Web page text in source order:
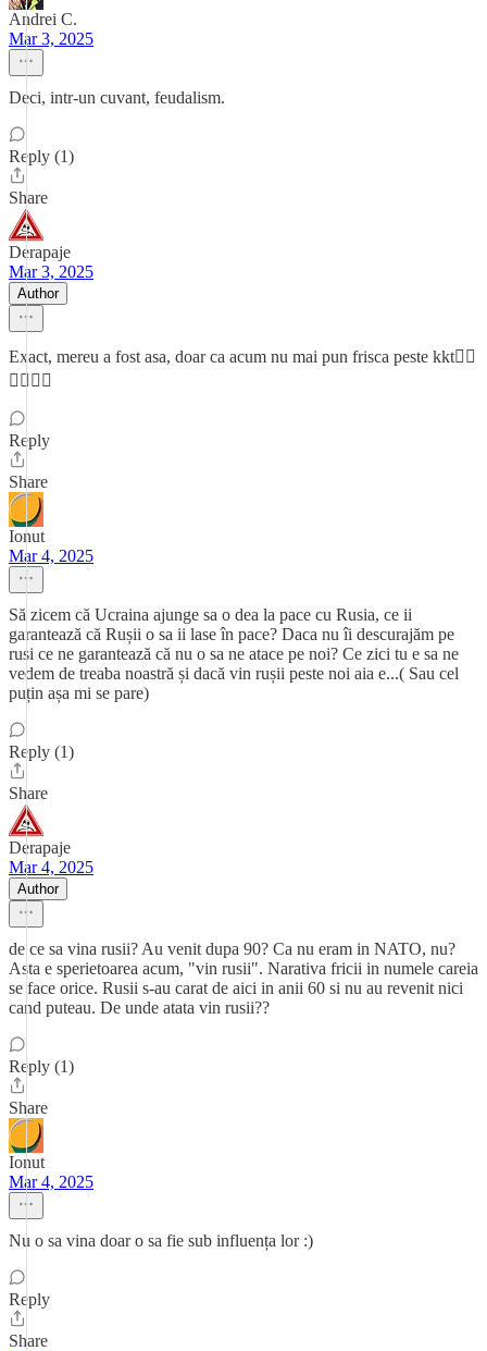
Andrei C.
Mar 3, 2025
Deci, intr-un cuvant, feudalism.
Reply (1)
Share
Derapaje
Mar 3, 2025
Author
Exact, mereu a fost asa, doar ca acum nu mai pun frisca peste kkt🤷‍♂️
🤷‍♂️🤷‍♂️
Reply
Share
Ionut
Mar 4, 2025
Să zicem că Ucraina ajunge sa o dea la pace cu Rusia, ce ii
garantează că Rușii o sa ii lase în pace? Daca nu îi descurajăm pe
rusi ce ne garantează că nu o sa ne atace pe noi? Ce zici tu e sa ne
vedem de treaba noastră și dacă vin rușii peste noi aia e...( Sau cel
puțin așa mi se pare)
Reply (1)
Share
Derapaje
Mar 4, 2025
Author
de ce sa vina rusii? Au venit dupa 90? Ca nu eram in NATO, nu?
Asta e sperietoarea acum, "vin rusii". Narativa fricii in numele careia
se face orice. Rusii s-au carat de aici in anii 60 si nu au revenit nici
cand puteau. De unde atata vin rusii??
Reply (1)
Share
Ionut
Mar 4, 2025
Nu o sa vina doar o sa fie sub influența lor :)
Reply
Share